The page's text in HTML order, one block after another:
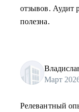
отзывов. Аудит
полезна.
Март
Релевантный